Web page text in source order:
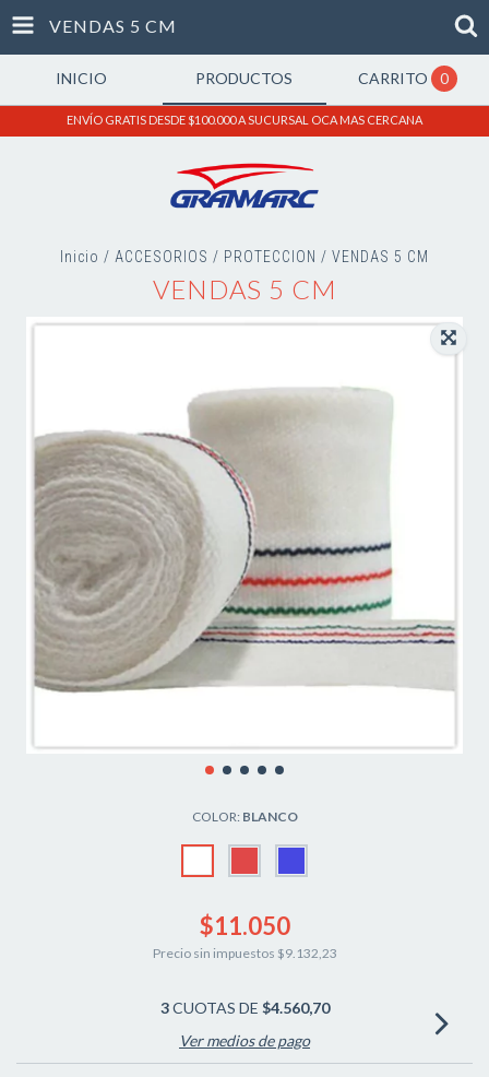
VENDAS 5 CM
INICIO PRODUCTOS CARRITO 0
ENVÍO GRATIS DESDE $100.000 A SUCURSAL OCA MAS CERCANA
Inicio / ACCESORIOS / PROTECCION / VENDAS 5 CM
VENDAS 5 CM
COLOR: BLANCO
$11.050
Precio sin impuestos $9.132,23
3CUOTAS DE $4.560,70
Ver medios de pago